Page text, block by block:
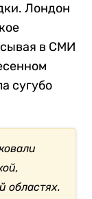
Лондон
в СМИ
сугубо
областях.